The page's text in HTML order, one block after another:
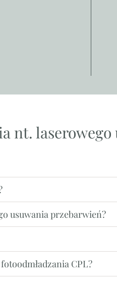
nt.
usuwania przebarwień?
CPL?